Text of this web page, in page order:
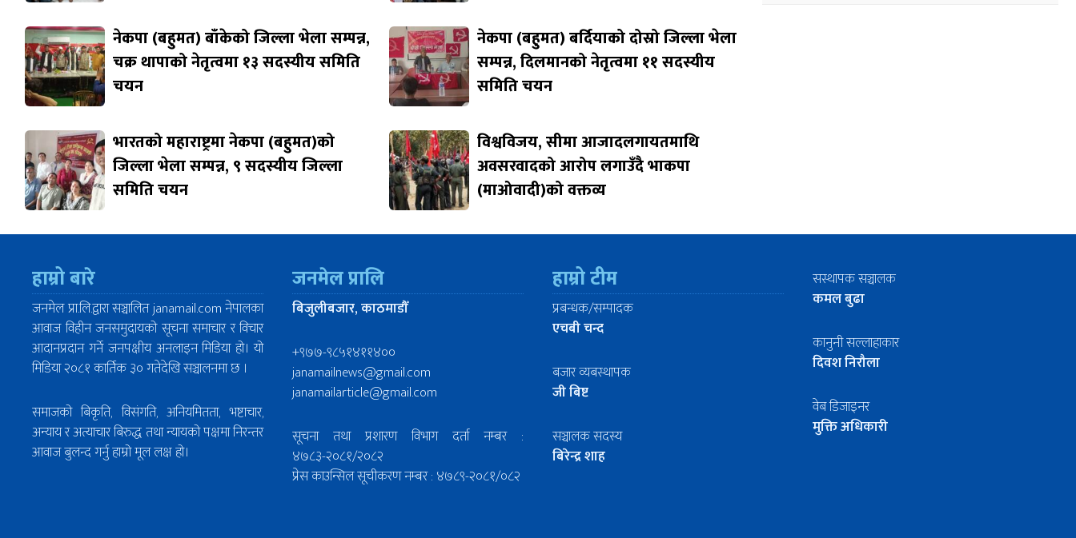
नेकपा (बहुमत) बाँकेको जिल्ला भेला सम्पन्न,
चक्र थापाको नेतृत्वमा १३ सदस्यीय समिति
चयन
नेकपा (बहुमत) बर्दियाको दोस्रो जिल्ला भेला
सम्पन्न, दिलमानको नेतृत्वमा ११ सदस्यीय
समिति चयन
भारतको महाराष्ट्रमा नेकपा (बहुमत)को
जिल्ला भेला सम्पन्न, ९ सदस्यीय जिल्ला
समिति चयन
विश्वविजय, सीमा आजादलगायतमाथि
अवसरवादको आरोप लगाउँदै भाकपा
(माओवादी)को वक्तव्य
हाम्रो बारे
जनमेल प्रा.लि.द्वारा सञ्चालित janamail.com नेपालका
आवाज विहीन जनसमुदायको सूचना समाचार र विचार
आदानप्रदान गर्ने जनपक्षीय अनलाइन मिडिया हो। यो
मिडिया २०८१ कार्तिक ३० गतेदेखि सञ्चालनमा छ ।
समाजको बिकृति, विसंगति, अनियमितता, भष्टाचार,
अन्याय र अत्याचार बिरुद्ध तथा न्यायको पक्षमा निरन्तर
आवाज बुलन्द गर्नु हाम्रो मूल लक्ष हो।
जनमेल प्रालि
बिजुलीबजार, काठमाडौँ
+९७७-९८५१४११४००
janamailnews@gmail.com
janamailarticle@gmail.com
सूचना तथा प्रशारण विभाग दर्ता नम्बर :
४७८३-२०८१/२०८२
प्रेस काउन्सिल सूचीकरण नम्बर : ४७८९-२०८१/०८२
हाम्रो टीम
प्रबन्धक/सम्पादक
एचबी चन्द
बजार व्यबस्थापक
जी बिष्ट
सञ्चालक सदस्य
बिरेन्द्र शाह
सस्थापक सञ्चालक
कमल बुढा
कानुनी सल्लाहाकार
दिवश निरौला
वेब डिजाइनर
मुक्ति अधिकारी